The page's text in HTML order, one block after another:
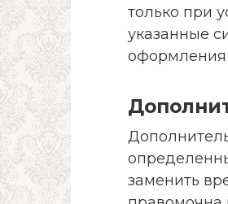
только при
указанные
оформления
заменить